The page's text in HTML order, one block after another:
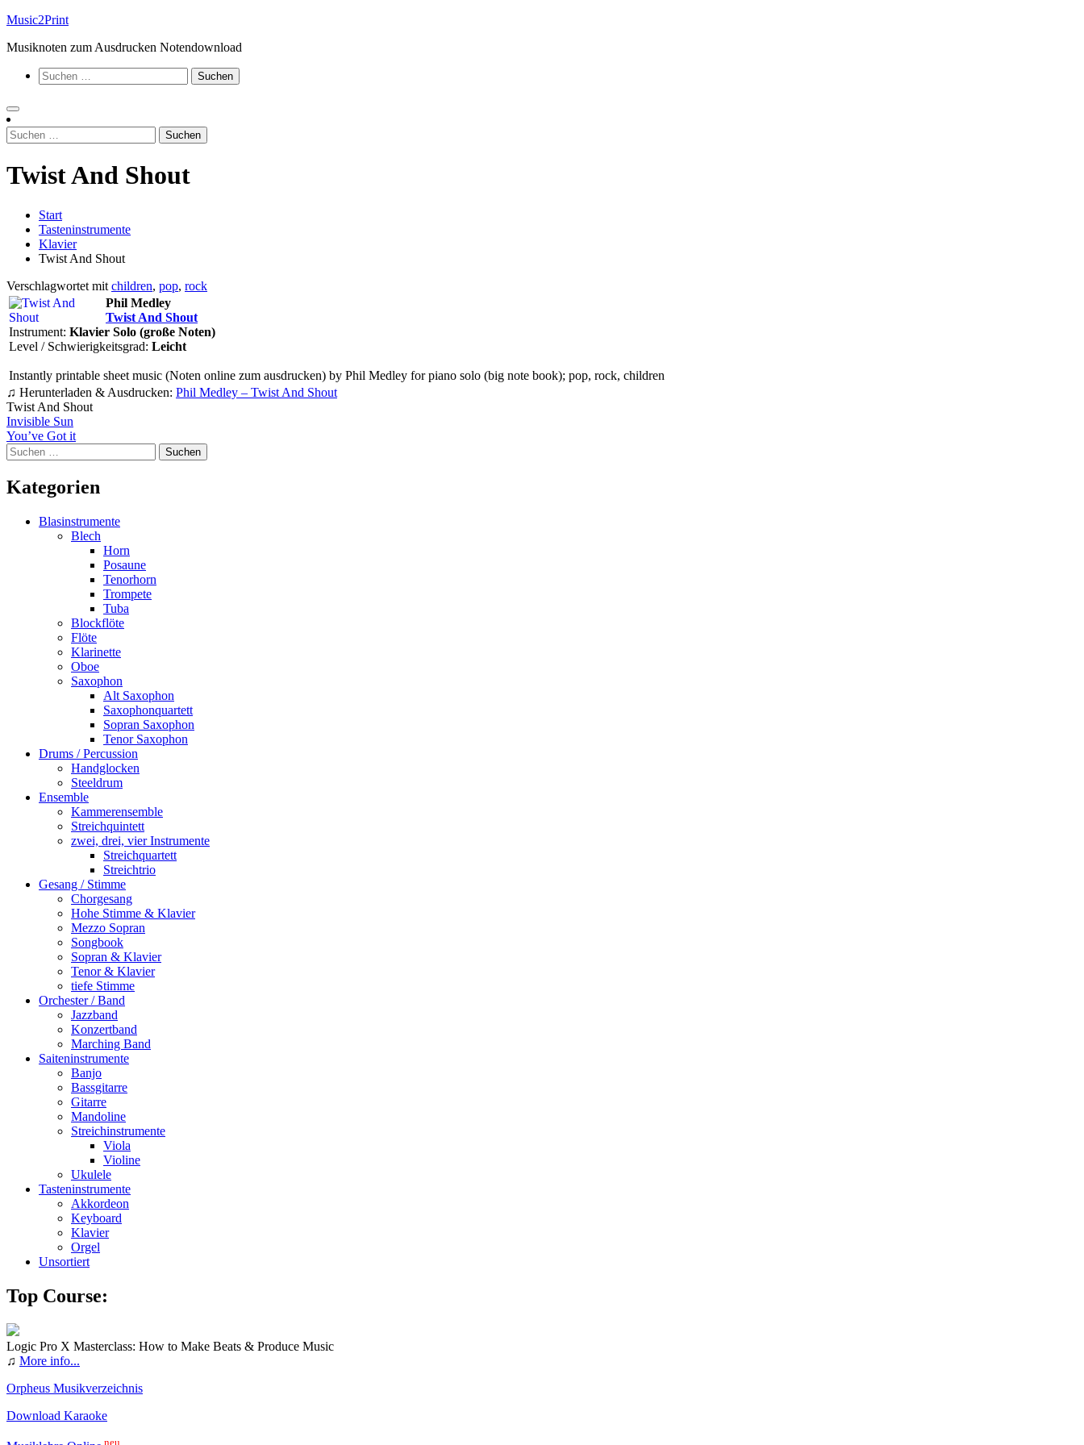
Zum
springen
Music2Print
Musiknoten zum Ausdrucken Notendownload
Suchen
nach:
Suchen
nach:
Twist And Shout
Start
Tasteninstrumente
Klavier
Twist And Shout
Verschlagwortet mit children, pop, rock
Phil Medley
Twist And Shout
Instrument: Klavier Solo (große Noten)
Level / Schwierigkeitsgrad: Leicht
Instantly printable sheet music (Noten online zum ausdrucken) by Phil Medley for piano solo (big note book); pop, rock, children
♫ Herunterladen & Ausdrucken: Phil Medley – Twist And Shout
Twist And Shout
Beitragsnavigation
Invisible Sun
You’ve Got it
Suchen
nach:
Kategorien
Blasinstrumente
Blech
Horn
Posaune
Tenorhorn
Trompete
Tuba
Blockflöte
Flöte
Klarinette
Oboe
Saxophon
Alt Saxophon
Saxophonquartett
Sopran Saxophon
Tenor Saxophon
Drums / Percussion
Handglocken
Steeldrum
Ensemble
Kammerensemble
Streichquintett
zwei, drei, vier Instrumente
Streichquartett
Streichtrio
Gesang / Stimme
Chorgesang
Hohe Stimme & Klavier
Mezzo Sopran
Songbook
Sopran & Klavier
Tenor & Klavier
tiefe Stimme
Orchester / Band
Jazzband
Konzertband
Marching Band
Saiteninstrumente
Banjo
Bassgitarre
Gitarre
Mandoline
Streichinstrumente
Viola
Violine
Ukulele
Tasteninstrumente
Akkordeon
Keyboard
Klavier
Orgel
Unsortiert
Top Course:
Logic Pro X Masterclass: How to Make Beats & Produce Music
♫ More info...
Orpheus Musikverzeichnis
Download Karaoke
neu